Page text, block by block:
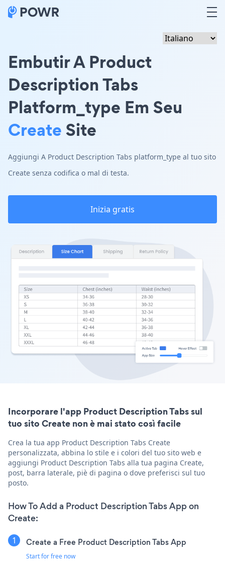
Embutir A Product
Description Tabs
Platform_type Em Seu
CreateSite
Aggiungi A Product Description Tabs platform_type al tuo sito
Create senza codifica o mal di testa.
Inizia gratis
Incorporare l'app Product Description Tabs sul
tuo sito Create non è mai stato così facile
Crea la tua app Product Description Tabs Create
personalizzata, abbina lo stile e i colori del tuo sito web e
aggiungi Product Description Tabs alla tua pagina Create,
post, barra laterale, piè di pagina o dove preferisci sul tuo
posto.
How To Add a Product Description Tabs App on
Create:
Create a Free Product Description Tabs App
Start for free now